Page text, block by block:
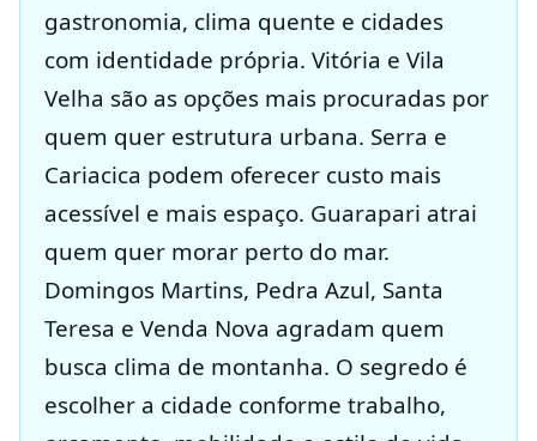
gastronomia, clima quente e cidades
com identidade própria. Vitória e Vila
Velha são as opções mais procuradas por
quem quer estrutura urbana. Serra e
Cariacica podem oferecer custo mais
acessível e mais espaço. Guarapari atrai
quem quer morar perto do mar.
Domingos Martins, Pedra Azul, Santa
Teresa e Venda Nova agradam quem
busca clima de montanha. O segredo é
escolher a cidade conforme trabalho,